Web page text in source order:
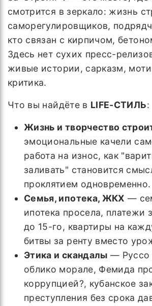
смотрится в зеркало: жизнь
саморегулировщиков,
кто связан с кирпичом,
Здесь нет сухих пресс-
живые истории, сарказм,
критика.
Что вы найдёте в LIFE-СТИЛЬ:
Жизнь и творчество
эмоциональные качели
работа на износ, как
заливать" становится
проклятием одновременно.
Семья, ипотека, ЖКХ —
ипотека просела, платежи
до 15-го, квартиры на
битвы за ренту вместо
Этика и скандалы — Руссо
облико морале, Фемида
коррупцией?, кубанское
преступления без срока